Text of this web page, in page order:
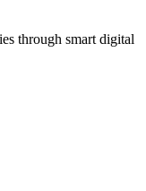
through smart digital